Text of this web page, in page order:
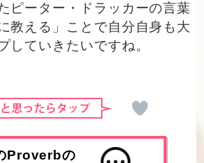
ピーター・ドラッカーの言葉
教える」ことで自分自身も大
していきたいですね。
Proverbの